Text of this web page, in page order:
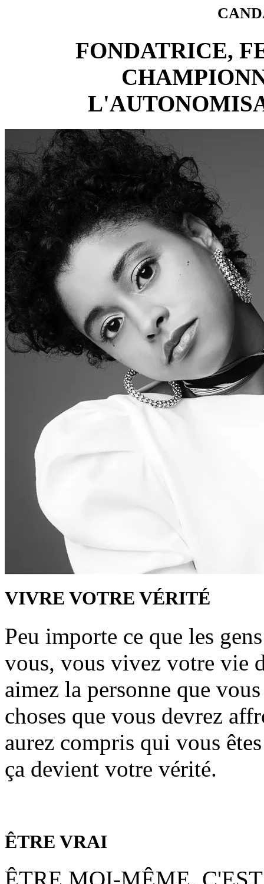
FONDATRICE,
VIVRE VOTRE VÉRITÉ
Peu importe ce que les
vous, vous vivez votre vie
aimez la personne que
choses que vous devrez
aurez compris qui vous
ça devient votre vérité.
ÊTRE VRAI